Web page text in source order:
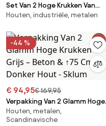
Set Van 2 Hoge Krukken Van
Glamm-fluweel Bruin - Tarwe &
Houten, industriële, metalen
-44 %
€ 94,95€ 169,95
Verpakking Van 2 Glamm Hoge
Krukken Grijs – Beton & ↑75 Cm
& Donker Hout - Sklum
Houten, metalen,
Scandinavische